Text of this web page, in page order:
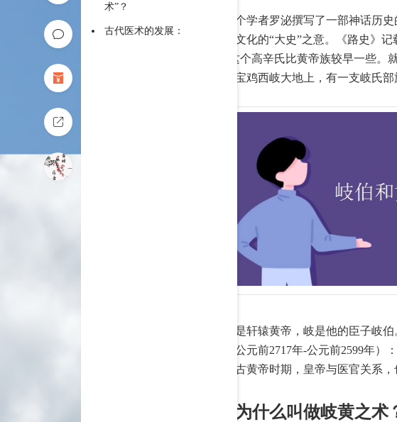
术”？
古代医术的发展：
南宋有个学者罗泌撰写了一部神话历
国历史文化的“大史”之意。《路史》
族。”这个高辛氏比黄帝族较早一些
古老的宝鸡西岐大地上，有一支岐氏部
黄指的是轩辕黄帝，岐是他的臣子岐
黄帝（公元前2717年-公元前2599年）
中国上古黄帝时期，皇帝与医官关系
中医为什么叫做岐黄之术